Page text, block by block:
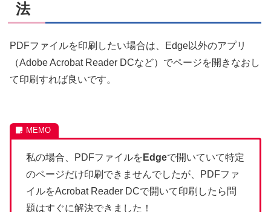
法
PDFファイルを印刷したい場合は、Edge以外のアプリ
（Adobe Acrobat Reader DCなど）でページを開きなおし
て印刷すれば良いです。
私の場合、PDFファイルを Edgeで開いていて特定
のページだけ印刷できませんでしたが、PDFファ
イルをAcrobat Reader DCで開いて印刷したら問
題はすぐに解決できました！